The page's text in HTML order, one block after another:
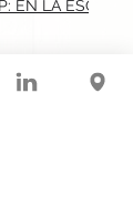
EN LA